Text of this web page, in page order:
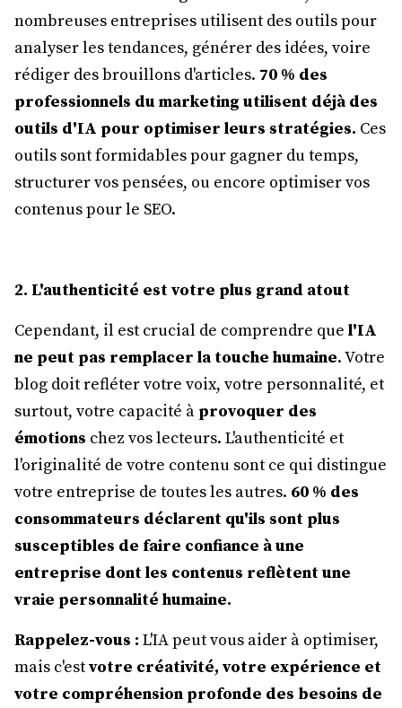
nombreuses entreprises utilisent des outils pour
analyser les tendances, générer des idées, voire
rédiger des brouillons d'articles. 70 % des
professionnels du marketing utilisent déjà des
outils d'IA pour optimiser leurs stratégies. Ces
outils sont formidables pour gagner du temps,
structurer vos pensées, ou encore optimiser vos
contenus pour le SEO.
2. L'authenticité est votre plus grand atout
Cependant, il est crucial de comprendre que l'IA
ne peut pas remplacer la touche humaine. Votre
blog doit refléter votre voix, votre personnalité, et
surtout, votre capacité à provoquer des
émotions chez vos lecteurs. L'authenticité et
l'originalité de votre contenu sont ce qui distingue
votre entreprise de toutes les autres. 60 % des
consommateurs déclarent qu'ils sont plus
susceptibles de faire confiance à une
entreprise dont les contenus reflètent une
vraie personnalité humaine.
Rappelez-vous : L'IA peut vous aider à optimiser,
mais c'estvotre créativité, votre expérience et
votre compréhension profonde des besoins de